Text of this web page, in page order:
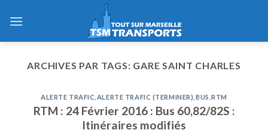
ARCHIVES PAR TAGS: GARE SAINT CHARLES
ALERTE TRAFIC ALERTE TRAFIC (TERMINER) BUS ,RTM
RTM : 24 Février 2016 : Bus 60,82/82S :
Itinéraires modifiés